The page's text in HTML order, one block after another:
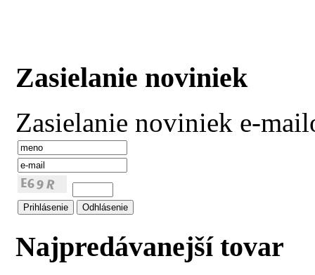
Zasielanie noviniek
Zasielanie noviniek e-
Najpredávanejší tovar